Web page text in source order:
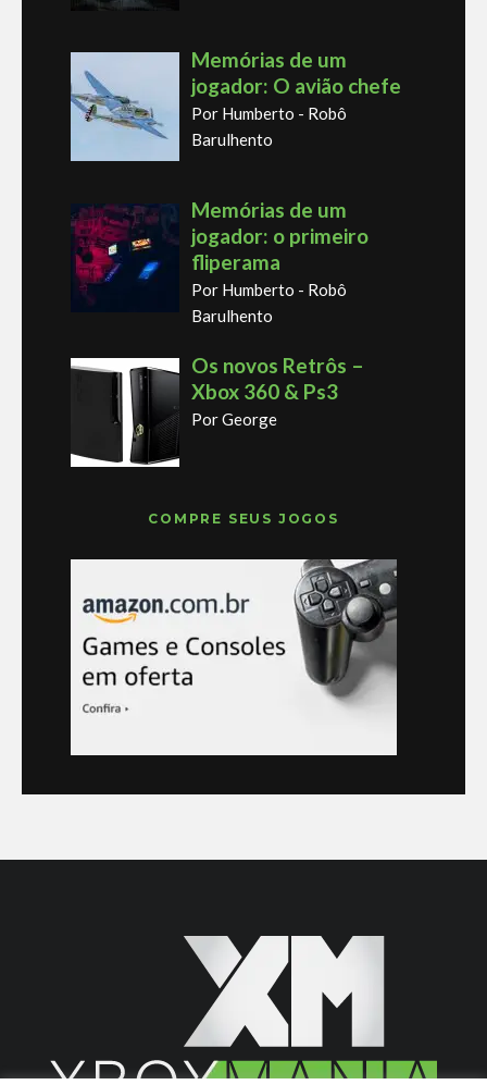
Memórias de um
jogador: O avião chefe
Por Humberto - Robô
Barulhento
Memórias de um
jogador: o primeiro
fliperama
Por Humberto - Robô
Barulhento
Os novos Retrôs –
Xbox 360 & Ps3
Por George
COMPRE SEUS JOGOS